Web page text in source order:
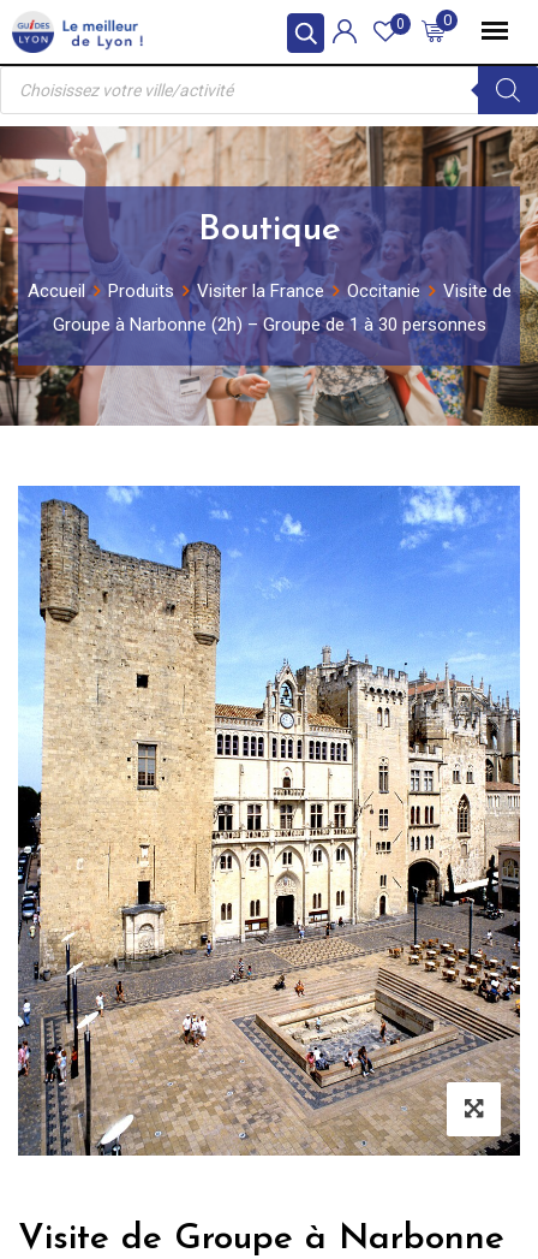
Skip
to
content
0
0
Recherche
produits
Boutique
Accueil Produits Visiter la France Occitanie
Visite de
Groupe à Narbonne (2h) – Groupe de 1 à 30 personnes
Visite de Groupe à Narbonne